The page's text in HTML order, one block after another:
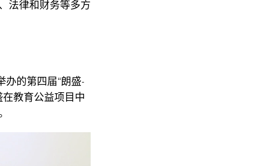
法律和财务等多方
办的第四届“朗盛-
在教育公益项目中